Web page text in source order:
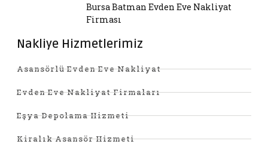
Bursa Batman Evden Eve Nakliyat
Firması
Nakliye Hizmetlerimiz
Asansörlü Evden Eve Nakliyat
Evden Eve Nakliyat Firmaları
Eşya Depolama Hizmeti
Kiralık Asansör Hizmeti